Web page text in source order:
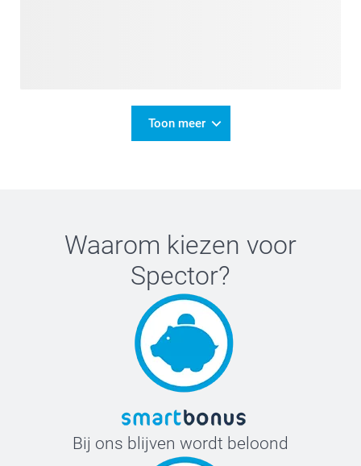
Toon meer
Waarom kiezen voor
Spector?
Bij ons blijven wordt beloond